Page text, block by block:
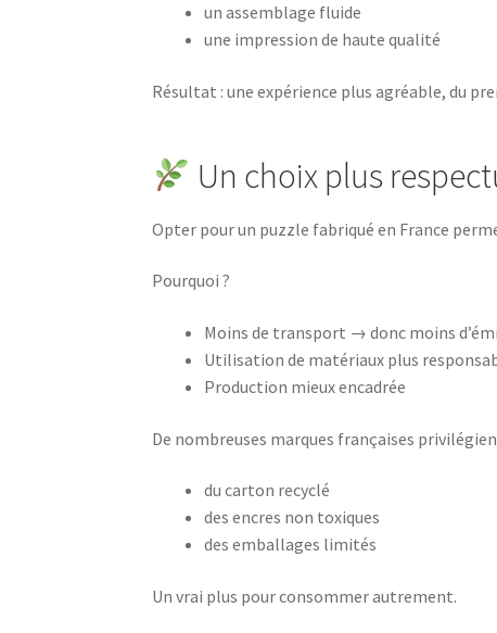
un assemblage fluide
une impression de haute qualité
Résultat : une expérience plus agréable, du
Un choix plus
Opter pour un puzzle fabriqué en France
Pourquoi ?
Moins de transport → donc moins
Utilisation de matériaux plus
Production mieux encadrée
De nombreuses marques françaises
du carton recyclé
des encres non toxiques
des emballages limités
Un vrai plus pour consommer autrement.